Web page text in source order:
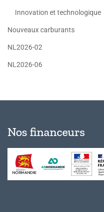
Innovation et technologique
Nouveaux carburants
NL2026-02
NL2026-06
Nos financeurs